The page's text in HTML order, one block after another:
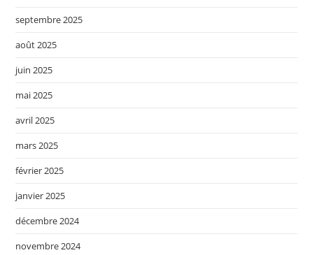
septembre 2025
août 2025
juin 2025
mai 2025
avril 2025
mars 2025
février 2025
janvier 2025
décembre 2024
novembre 2024